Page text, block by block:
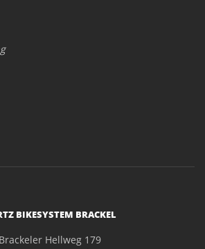
BIKESYSTEM BRACKEL
Brackeler Hellweg 179